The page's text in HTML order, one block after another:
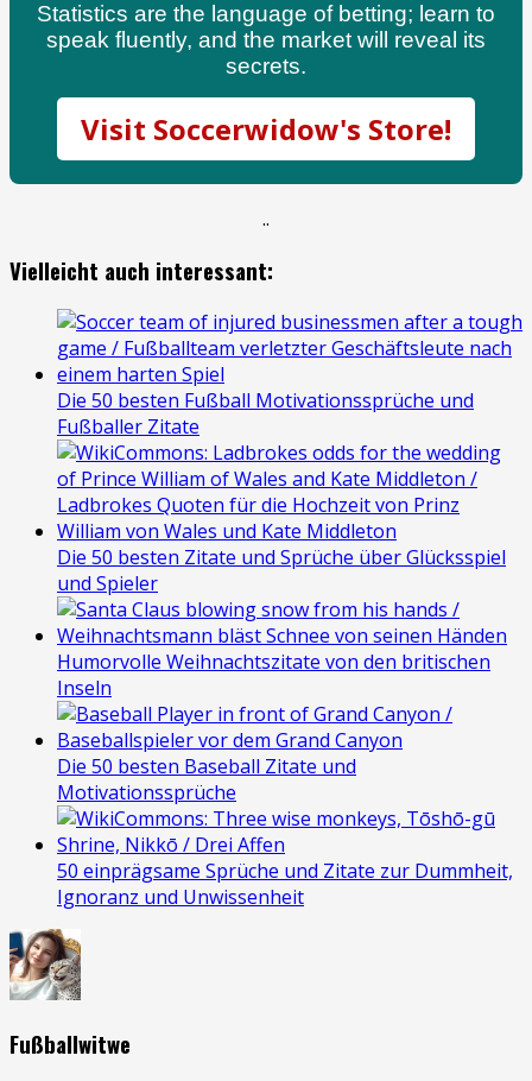
Statistics are the language of betting; learn to
speak fluently, and the market will reveal its
secrets.
Visit Soccerwidow's Store!
..
Vielleicht auch interessant:
Die 50 besten Fußball Motivationssprüche und
Fußballer Zitate
Die 50 besten Zitate und Sprüche über Glücksspiel
und Spieler
Humorvolle Weihnachtszitate von den britischen
Inseln
Die 50 besten Baseball Zitate und
Motivationssprüche
50 einprägsame Sprüche und Zitate zur Dummheit,
Ignoranz und Unwissenheit
Fußballwitwe